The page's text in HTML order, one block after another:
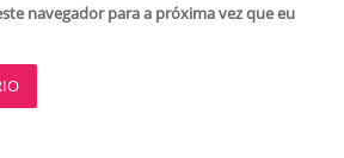
navegador para a próxima vez que eu